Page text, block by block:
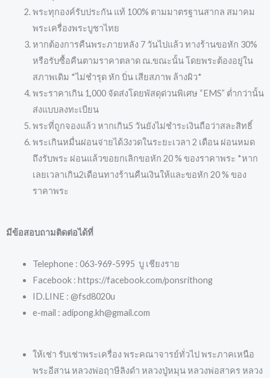
พระทุกองค์รับประกัน แท้ 100% ตามมาตรฐานสากล สมาคม
พระเครื่องพระบูชาไทย
หากต้องการคืนพระภายหลัง 7 วันไปแล้ว ทางร้านขอหัก 30%
หรือรับซื้อคืนตามราคาตลาด ณ.ขณะนั้น โดยพระต้องอยู่ใน
สภาพเดิม *ไม่ชำรุด หัก บิ่น เสียสภาพ ล้างผิว*
พระราคาเกิน 1,000 จัดส่งโดยพัสดุด่วนพิเศษ “EMS” ต่ำกว่านั้น
ส่งแบบลงทะเบียน
พระที่ถูกจองแล้ว หากเกิน5 วันยังไม่ชำระเงินถือว่าสละสิทธิ์
พระเกินหมื่นผ่อนจ่ายได้3งวดในระยะเวลา 2 เดือน ผ่อนหมด
ถึงรับพระ ผ่อนแล้วขอยกเลิกขอหัก 20 % ของราคาพระ *หาก
เลยเวลาเกิน2เดือนทางร้านคืนเงินให้และขอหัก 20 % ของ
ราคาพระ
มีข้อสอบถามติดต่อได้ที่
Telephone : 063-969-5995 บู เชียงราย
Facebook : https://facebook.com/ponsrithong
ID.LINE : @fsd8020u
e-mail : adipong.kh@gmail.com
ให้เช่า รับเช่าพระเครื่อง พระคณาจารย์ทั่วไป พระภาคเหนือ
พระอีสาน หลวงพ่อฤาษีลิงดำ หลวงปู่หมุน หลวงพ่อสาคร หลวง